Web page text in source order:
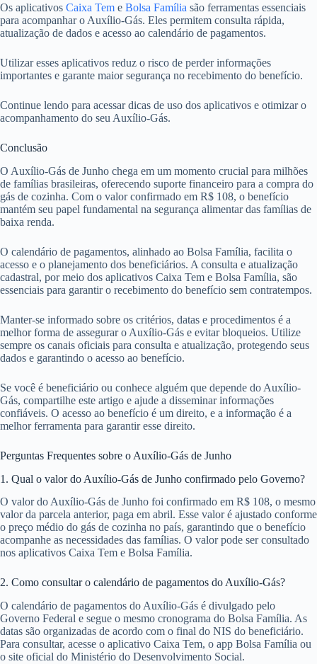
Os aplicativos Caixa Tem e Bolsa Família são ferramentas essenciais
para acompanhar o Auxílio-Gás. Eles permitem consulta rápida,
atualização de dados e acesso ao calendário de pagamentos.
Utilizar esses aplicativos reduz o risco de perder informações
importantes e garante maior segurança no recebimento do benefício.
Continue lendo para acessar dicas de uso dos aplicativos e otimizar o
acompanhamento do seu Auxílio-Gás.
Conclusão
O Auxílio-Gás de Junho chega em um momento crucial para milhões
de famílias brasileiras, oferecendo suporte financeiro para a compra do
gás de cozinha. Com o valor confirmado em R$ 108, o benefício
mantém seu papel fundamental na segurança alimentar das famílias de
baixa renda.
O calendário de pagamentos, alinhado ao Bolsa Família, facilita o
acesso e o planejamento dos beneficiários. A consulta e atualização
cadastral, por meio dos aplicativos Caixa Tem e Bolsa Família, são
essenciais para garantir o recebimento do benefício sem contratempos.
Manter-se informado sobre os critérios, datas e procedimentos é a
melhor forma de assegurar o Auxílio-Gás e evitar bloqueios. Utilize
sempre os canais oficiais para consulta e atualização, protegendo seus
dados e garantindo o acesso ao benefício.
Se você é beneficiário ou conhece alguém que depende do Auxílio-
Gás, compartilhe este artigo e ajude a disseminar informações
confiáveis. O acesso ao benefício é um direito, e a informação é a
melhor ferramenta para garantir esse direito.
Perguntas Frequentes sobre o Auxílio-Gás de Junho
1. Qual o valor do Auxílio-Gás de Junho confirmado pelo Governo?
O valor do Auxílio-Gás de Junho foi confirmado em R$ 108, o mesmo
valor da parcela anterior, paga em abril. Esse valor é ajustado conforme
o preço médio do gás de cozinha no país, garantindo que o benefício
acompanhe as necessidades das famílias. O valor pode ser consultado
nos aplicativos Caixa Tem e Bolsa Família.
2. Como consultar o calendário de pagamentos do Auxílio-Gás?
O calendário de pagamentos do Auxílio-Gás é divulgado pelo
Governo Federal e segue o mesmo cronograma do Bolsa Família. As
datas são organizadas de acordo com o final do NIS do beneficiário.
Para consultar, acesse o aplicativo Caixa Tem, o app Bolsa Família ou
o site oficial do Ministério do Desenvolvimento Social.